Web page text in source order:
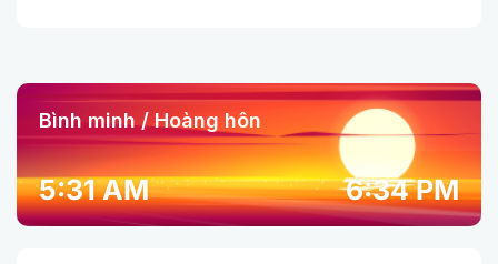
Bình minh / Hoàng hôn
5:31 AM 6:34 PM